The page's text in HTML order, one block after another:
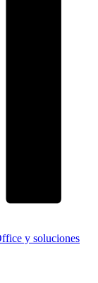
y soluciones